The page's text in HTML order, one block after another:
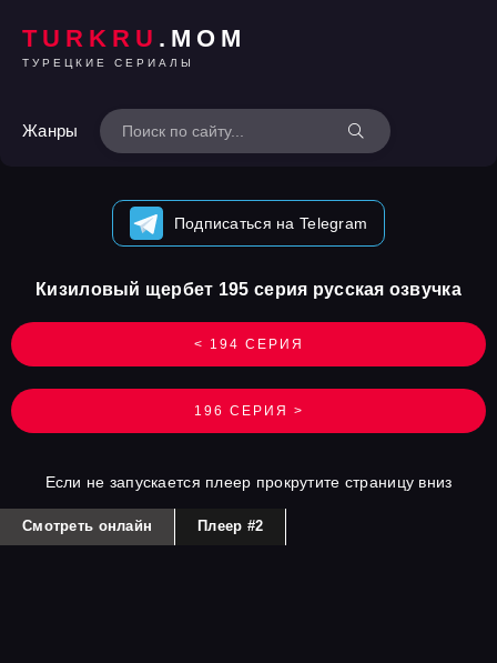
TURKRU .MOM
ТУРЕЦКИЕ СЕРИАЛЫ
Жанры
Подписаться на Telegram
< 194 СЕРИЯ
Кизиловый щербет 195 серия русская озвучка
196 СЕРИЯ >
Если не запускается плеер прокрутите страницу вниз
Смотреть онлайн Плеер #2